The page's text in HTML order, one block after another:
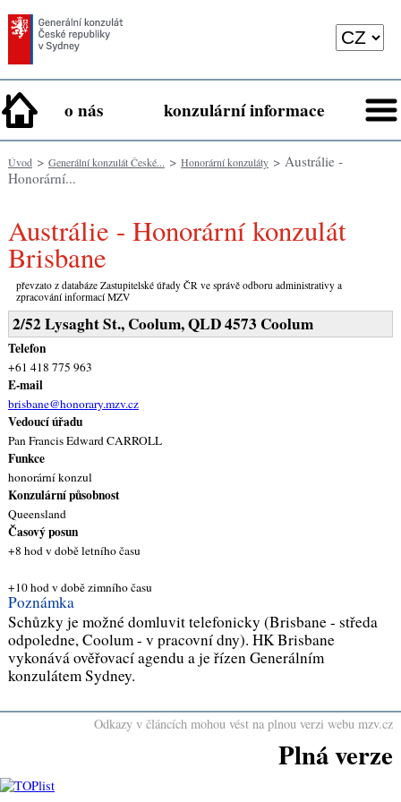
o nás konzulární informace
Úvod> Generální konzulát České... > Honorární konzuláty> Austrálie -
Honorární...
Austrálie - Honorární konzulát
Brisbane
převzato z databáze Zastupitelské úřady ČR ve správě odboru administrativy a
zpracování informací MZV
2/52 Lysaght St., Coolum, QLD 4573 Coolum
Telefon
+61 418 775 963
E-mail
brisbane@honorary.mzv.cz
Vedoucí úřadu
Pan Francis Edward CARROLL
Funkce
honorární konzul
Konzulární působnost
Queensland
Časový posun
+8 hod v době letního času
+10 hod v době zimního času
Poznámka
Schůzky je možné domluvit telefonicky (Brisbane - středa
odpoledne, Coolum - v pracovní dny). HK Brisbane
vykonává ověřovací agendu a je řízen Generálním
konzulátem Sydney.
Odkazy v článcích mohou vést na plnou verzi webu mzv.cz
Plná verze